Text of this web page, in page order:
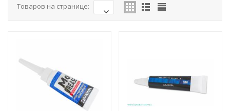
Товаров на странице: